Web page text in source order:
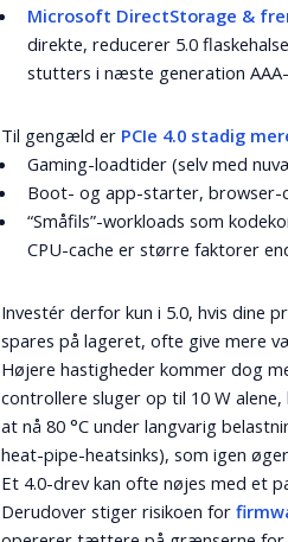
Microsoft DirectStorage &
direkte, reducerer 5.0
stutters i næste generation
Til gengæld er PCIe 4.0 stadig
Gaming-loadtider (selv med
Boot- og app-starter, browser-
“Småfils”-workloads som
CPU-cache er større faktorer
Investér derfor kun i 5.0, hvis dine
spares på lageret, ofte give mere
Højere hastigheder kommer dog
controllere sluger op til 10 W
at nå 80 °C under langvarig
heat-pipe-heatsinks), som igen
Et 4.0-drev kan ofte nøjes med et
Derudover stiger risikoen for